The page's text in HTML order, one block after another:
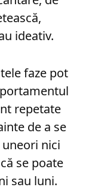
ideativ.
faze pot
repetate
de a se
nici
se poate
sau luni.